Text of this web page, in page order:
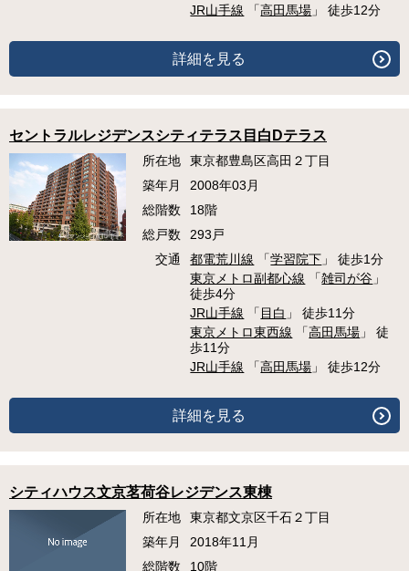
JR山手線 「高田馬場 」 徒歩12分
詳細を見る
セントラルレジデンスシティテラス目白Dテラス
所在地
東京都豊島区高田２丁目
築年月
2008年03月
総階数
18階
総戸数
293戸
交通
都電荒川線 「学習院下 」 徒歩1分
東京メトロ副都心線 「雑司が谷 」
徒歩4分
JR山手線 「 目白 」 徒歩11分
東京メトロ東西線 「高田馬場 」 徒
歩11分
JR山手線 「高田馬場 」 徒歩12分
詳細を見る
シティハウス文京茗荷谷レジデンス東棟
所在地
東京都文京区千石２丁目
築年月
2018年11月
総階数
10階